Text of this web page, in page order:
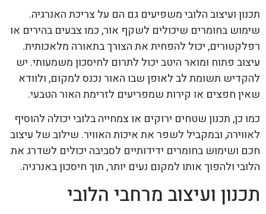
תכנון ועיצוב הלובי משפיעים גם הם על צריכת האנרגיה.
שימוש בחומרים שיכולים לשקף אור, כמו צבעים בהירים או
רפלקטורים, יכול להפחית את הצורך בתאורה מלאכותית.
עיצוב פתוח ומואר היטב יכול לתרום לחיסכון משמעותי. יש
להקדיש תשומת לב לאופן שבו האור נכנס למקום, ולוודא
שאין חפצים או קירות שמפריעים לזרימת האור הטבעי.
כמו כן, תכנון שטחים ירוקים או צמחייה בלובי יכולה להוסיף
לאווירה, ובמקביל לשפר את איכות האוויר. שילוב של עיצוב
חכם ושימוש בחומרים ידידותיים לסביבה יכולים לשדרג את
הלובי ולהפוך אותו למקום נעים יותר, תוך חיסכון באנרגיה.
תכנון ועיצוב מרחבי הלובי